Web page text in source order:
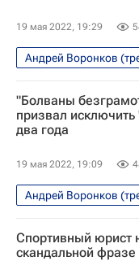
19 мая 2022, 19:29
Андрей Воронков
Волейбол
Происшествия
"Болваны
призвал
два года
19 мая 2022, 19:09
Андрей Воронков
Волейбол
Всероссийская
Спортивный юрист
скандальной